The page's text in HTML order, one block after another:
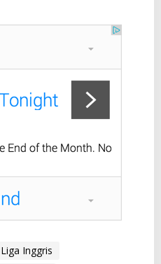
Liga Inggris